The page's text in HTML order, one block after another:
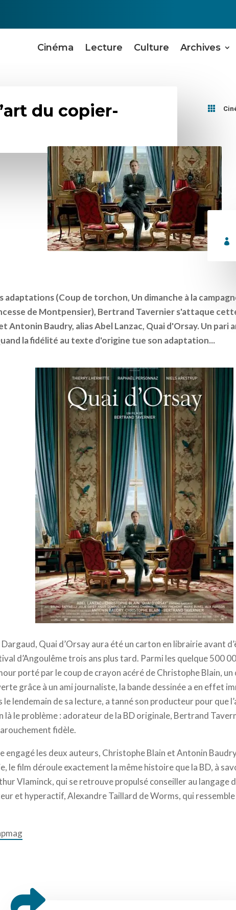
Cinéma Lecture Culture Archives
du copier-


adaptations (Coup de torchon, Un dimanche à la
de Montpensier), Bertrand Tavernier s'attaque
Antonin Baudry, alias Abel Lanzac, Quai d'Orsay. Un
la fidélité au texte d'origine tue son adaptation...
Quai d’Orsay aura été un carton en librairie avant
d’Angoulême trois ans plus tard. Parmi les quelque 500
porté par le coup de crayon acéré de Christophe Blain,
grâce à un ami journaliste, la bande dessinée a en effet
lendemain de sa lecture, a tanné son producteur pour que
là le problème : adorateur de la BD originale, Bertrand
fidèle.
engagé les deux auteurs, Christophe Blain et Antonin
le film déroule exactement la même histoire que la BD, à
Vlaminck, qui se retrouve propulsé conseiller au langage
et hyperactif, Alexandre Taillard de Worms, qui